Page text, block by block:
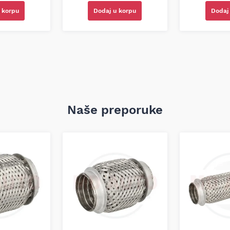
korpu Dodaj u korpu
Naše preporuke